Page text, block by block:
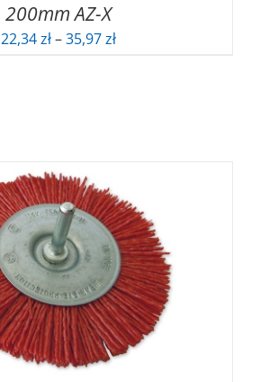
200mm AZ-X
22,34zł–35,97złZakres